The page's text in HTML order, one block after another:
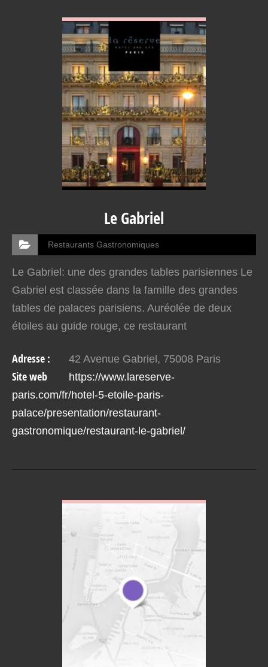
Le Gabriel
Restaurants Gastronomiques
Le Gabriel: une des grandes tables parisiennes Le
Gabriel est classée dans la famille des grandes
tables de palaces parisiens. Auréolée de deux
étoiles au guide rouge, ce restaurant
aussi à…
Adresse : 42 Avenue Gabriel, 75008 Paris
Site web
https://www.lareserve-
paris.com/fr/hotel-5-etoile-paris-
palace/presentation/restaurant-
gastronomique/restaurant-le-gabriel/